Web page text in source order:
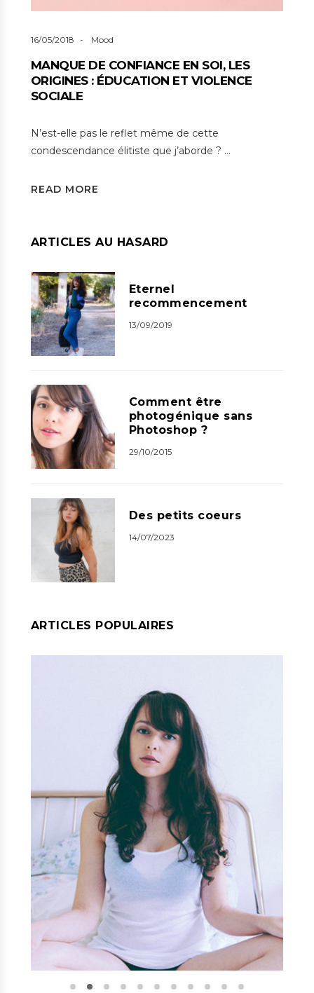
16/05/2018 Mood
MANQUE DE CONFIANCE EN SOI, LES
ORIGINES : ÉDUCATION ET VIOLENCE
SOCIALE
N’est-elle pas le reflet même de cette
condescendance élitiste que j’aborde ? …
READ MORE
ARTICLES AU HASARD
Eternel
recommencement
13/09/2019
Comment être
photogénique sans
Photoshop ?
29/10/2015
Des petits coeurs
14/07/2023
ARTICLES POPULAIRES